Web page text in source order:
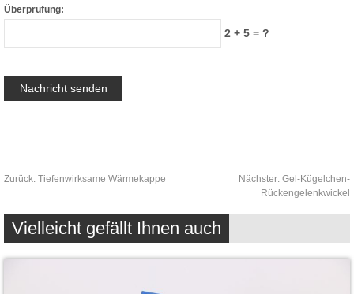
Überprüfung:
2 + 5 = ?
Zurück: Tiefenwirksame Wärmekappe Nächster: Gel-Kügelchen-
Rückengelenkwickel
Vielleicht gefällt Ihnen auch